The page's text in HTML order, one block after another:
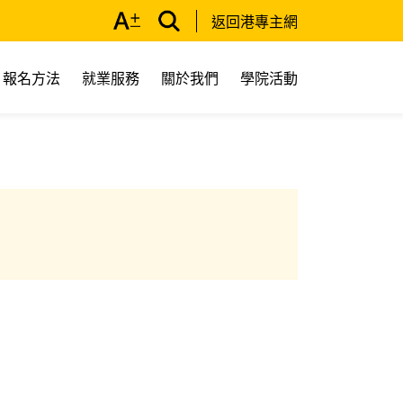
返回港專主網
報名方法 就業服務 關於我們 學院活動